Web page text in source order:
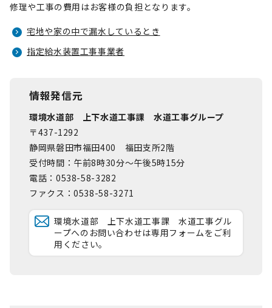
修理や工事の費用はお客様の負担となります。
宅地や家の中で漏水しているとき
指定給水装置工事事業者
情報発信元
環境水道部 上下水道工事課 水道工事グループ
〒437-1292
静岡県磐田市福田400 福田支所2階
受付時間：午前8時30分～午後5時15分
電話：0538-58-3282
ファクス：0538-58-3271
環境水道部 上下水道工事課 水道工事グル
ープへのお問い合わせは専用フォームをご利
用ください。